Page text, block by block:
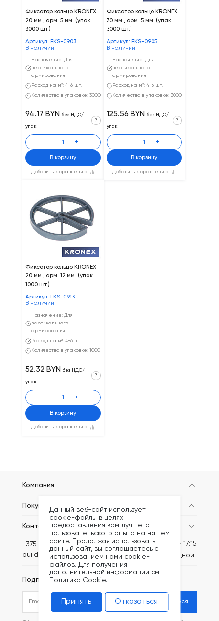
Фиксатор кольцо KRONEX
20 мм., арм. 5 мм. (упак.
3000 шт.)
Артикул: FKS-0903
В наличии
Назначение: Для
вертикального
армирования
Расход на м²: 4-6 шт.
Количество в упаковке: 3000
Добавить к сравнению
94.17 BYN без НДС/
упак
?
- +
В корзину
Фиксатор кольцо KRONEX
30 мм., арм. 5 мм. (упак.
3000 шт.)
Артикул: FKS-0905
В наличии
Назначение: Для
вертикального
армирования
Расход на м²: 4-6 шт.
Количество в упаковке: 3000
Добавить к сравнению
125.56 BYN без НДС/
упак
?
- +
В корзину
Фиксатор кольцо KRONEX
20 мм., арм. 12 мм. (упак.
1000 шт.)
Артикул: FKS-0913
В наличии
Назначение: Для
вертикального
армирования
Расход на м²: 4-6 шт.
Количество в упаковке: 1000
Добавить к сравнению
52.32 BYN без НДС/
упак
?
- +
В корзину
Компания
Покупателям
Контакты
+375 (44) 749-20-46
build@kronex-company.by
Пн-Пт: 8:30 - 17:15
Сб-вс: выходной
Подписаться на рассылку
Подписаться
Данный веб-сайт использует
cookie-файлы в целях
предоставления вам лучшего
пользовательского опыта на нашем
сайте. Продолжая использовать
данный сайт, вы соглашаетесь с
использованием нами cookie-
файлов. Для получения
дополнительной информации см.
Политика Cookie.
Принять Отказаться